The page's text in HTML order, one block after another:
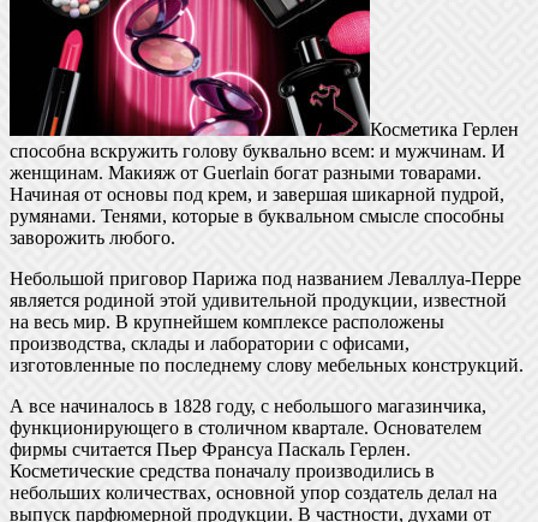
Косметика Герлен
способна вскружить голову буквально всем: и мужчинам. И
женщинам. Макияж от Guerlain богат разными товарами.
Начиная от основы под крем, и завершая шикарной пудрой,
румянами. Тенями, которые в буквальном смысле способны
заворожить любого.
Небольшой приговор Парижа под названием Леваллуа-Перре
является родиной этой удивительной продукции, известной
на весь мир. В крупнейшем комплексе расположены
производства, склады и лаборатории с офисами,
изготовленные по последнему слову мебельных конструкций.
А все начиналось в 1828 году, с небольшого магазинчика,
функционирующего в столичном квартале. Основателем
фирмы считается Пьер Франсуа Паскаль Герлен.
Косметические средства поначалу производились в
небольших количествах, основной упор создатель делал на
выпуск парфюмерной продукции. В частности, духами от